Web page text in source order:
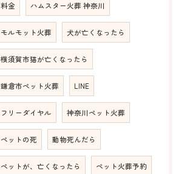
料金 ハムスター火葬 神奈川
モルモット火葬 犬が亡くなったら
横須賀市猫が亡くなったら
鎌倉市ペット火葬 LINE
フリーダイヤル 神奈川ペット火葬
ペットの死 動物死んだら
ペットが、亡くなったら ペット火葬予約